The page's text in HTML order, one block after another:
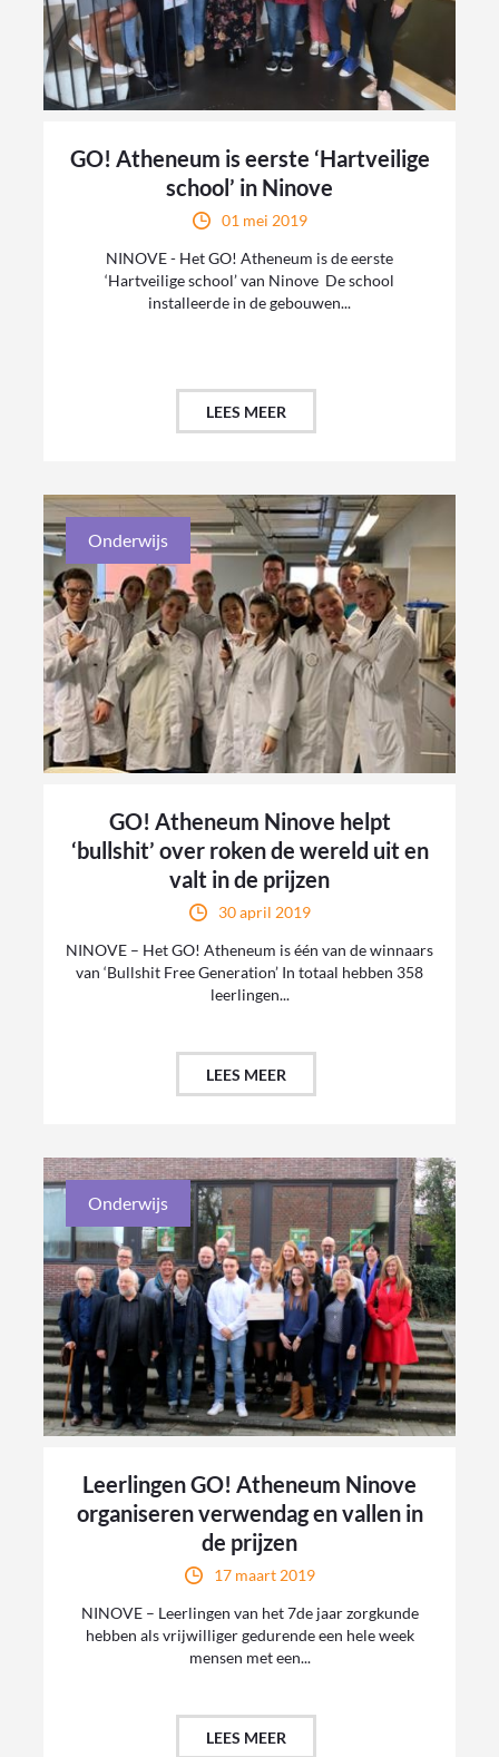
GO! Atheneum is eerste ‘Hartveilige
school’ in Ninove
01 mei 2019
NINOVE - Het GO! Atheneum is de eerste
‘Hartveilige school’ van Ninove De school
installeerde in de gebouwen...
LEES MEER
Onderwijs
GO! Atheneum Ninove helpt
‘bullshit’ over roken de wereld uit en
valt in de prijzen
30 april 2019
NINOVE – Het GO! Atheneum is één van de winnaars
van ‘Bullshit Free Generation’ In totaal hebben 358
leerlingen...
LEES MEER
Onderwijs
Leerlingen GO! Atheneum Ninove
organiseren verwendag en vallen in
de prijzen
17 maart 2019
NINOVE – Leerlingen van het 7de jaar zorgkunde
hebben als vrijwilliger gedurende een hele week
mensen met een...
LEES MEER